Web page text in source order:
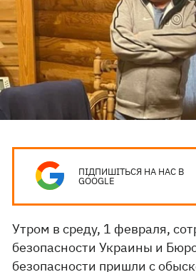
ПІДПИШІТЬСЯ НА НАС В
GOOGLE
Утром в среду, 1 февраля,
безопасности Украины и
безопасности пришли с